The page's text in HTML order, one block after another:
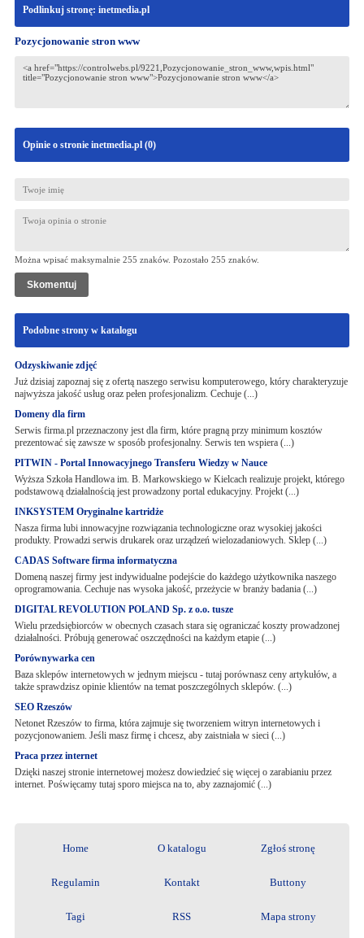
Podlinkuj stronę: inetmedia.pl
Pozycjonowanie stron www
Opinie o stronie inetmedia.pl (0)
Można wpisać maksymalnie 255 znaków. Pozostało 255 znaków.
Podobne strony w katalogu
Odzyskiwanie zdjęć
Już dzisiaj zapoznaj się z ofertą naszego serwisu komputerowego, który charakteryzuje
najwyższa jakość usług oraz pełen profesjonalizm. Cechuje (...)
Domeny dla firm
Serwis firma.pl przeznaczony jest dla firm, które pragną przy minimum kosztów
prezentować się zawsze w sposób profesjonalny. Serwis ten wspiera (...)
PITWIN - Portal Innowacyjnego Transferu Wiedzy w Nauce
Wyższa Szkoła Handlowa im. B. Markowskiego w Kielcach realizuje projekt, którego
podstawową działalnością jest prowadzony portal edukacyjny. Projekt (...)
INKSYSTEM Oryginalne kartridże
Nasza firma lubi innowacyjne rozwiązania technologiczne oraz wysokiej jakości
produkty. Prowadzi serwis drukarek oraz urządzeń wielozadaniowych. Sklep (...)
CADAS Software firma informatyczna
Domeną naszej firmy jest indywidualne podejście do każdego użytkownika naszego
oprogramowania. Cechuje nas wysoka jakość, przeżycie w branży badania (...)
DIGITAL REVOLUTION POLAND Sp. z o.o. tusze
Wielu przedsiębiorców w obecnych czasach stara się ograniczać koszty prowadzonej
działalności. Próbują generować oszczędności na każdym etapie (...)
Porównywarka cen
Baza sklepów internetowych w jednym miejscu - tutaj porównasz ceny artykułów, a
także sprawdzisz opinie klientów na temat poszczególnych sklepów. (...)
SEO Rzeszów
Netonet Rzeszów to firma, która zajmuje się tworzeniem witryn internetowych i
pozycjonowaniem. Jeśli masz firmę i chcesz, aby zaistniała w sieci (...)
Praca przez internet
Dzięki naszej stronie internetowej możesz dowiedzieć się więcej o zarabianiu przez
internet. Poświęcamy tutaj sporo miejsca na to, aby zaznajomić (...)
Home O katalogu Zgłoś stronę
Regulamin Kontakt Buttony
Tagi RSS Mapa strony